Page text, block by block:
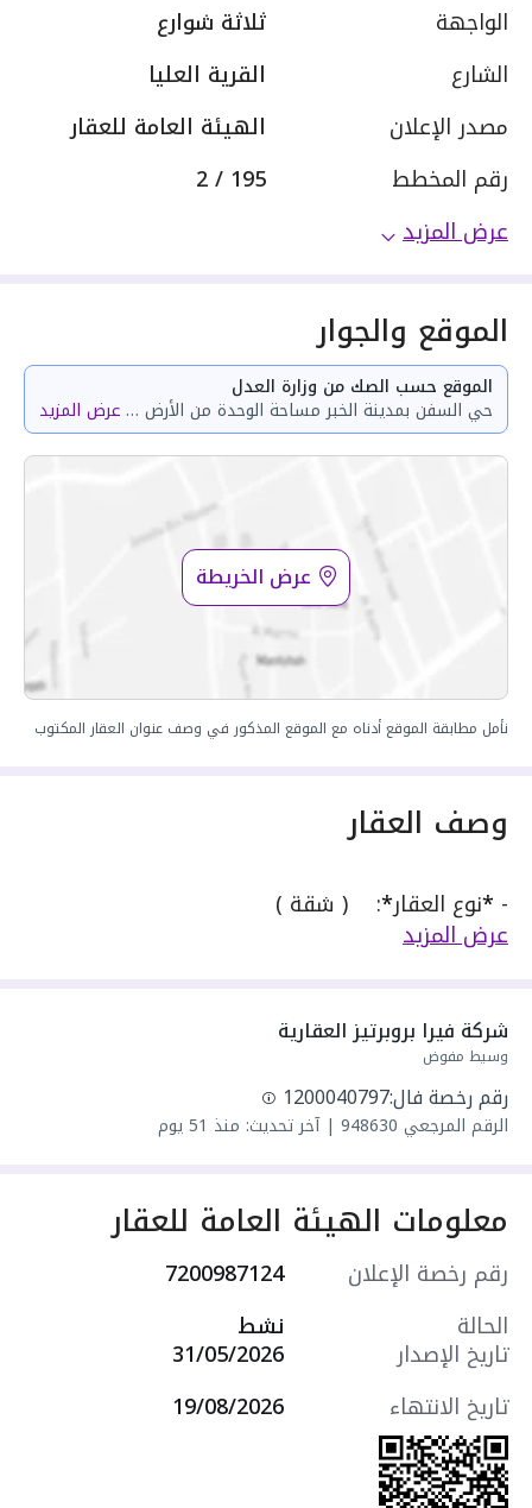
الواجهة
ثلاثة شوارع
الشارع
القرية العليا
مصدر الإعلان
الهيئة العامة للعقار
رقم المخطط
195 / 2
عرض المزيد
الموقع والجوار
الموقع حسب الصك من وزارة العدل
حي السفن بمدينة الخبر مساحة الوحدة من الأرض 49.31 متر وتختص من المنافع والأجزاء المشتركة بمساحة 106.95 مترعرض المزيد
عرض الخريطة
نأمل مطابقة الموقع أدناه مع الموقع المذكور في وصف عنوان العقار المكتوب
وصف العقار
-
*نوع العقار*: ( شقة )
* عمر العقار
-
*عدد الغرف*
: 3
-
*عدد المجالس
-
*عدد دورات المياه *
: 3
غرفة خادمة او غسيل
-
*معلومات اضافية
: يوجد مصعد
-⁠الدور الثاني شقة رقم 8
-
مميزات اضافيه :تقع على الشارع العام ومتوفر
جميع الخدمات
-*سعر الإيجار : 40 الف سنوي ( دفعتين )
عرض المزيد
شركة فيرا بروبرتيز العقارية
وسيط مفوض
رقم رخصة فال:1200040797
الرقم المرجعي 948630
|آخر تحديث: منذ 51 يوم
معلومات الهيئة العامة للعقار
رقم رخصة الإعلان
7200987124
الحالة
نشط
تاريخ الإصدار
31/05/2026
تاريخ الانتهاء
19/08/2026